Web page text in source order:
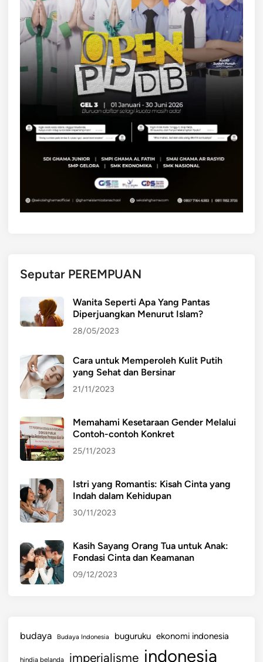
Seputar PEREMPUAN
Wanita Seperti Apa Yang Pantas
Diperjuangkan Menurut Islam?
28/05/2023
Cara untuk Memperoleh Kulit Putih
yang Sehat dan Bersinar
21/11/2023
Memahami Kesetaraan Gender Melalui
Contoh-contoh Konkret
25/11/2023
Istri yang Romantis: Kisah Cinta yang
Indah dalam Kehidupan
30/11/2023
Kasih Sayang Orang Tua untuk Anak:
Fondasi Cinta dan Keamanan
09/12/2023
budaya Budaya Indonesia buguruku ekonomi indonesia
hindia belanda imperialisme indonesia